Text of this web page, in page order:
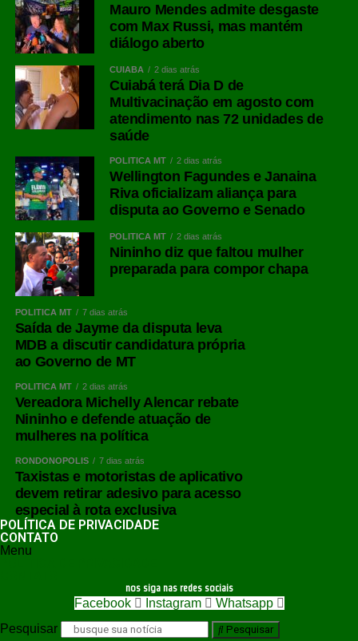
Mauro Mendes admite desgaste
com Max Russi, mas mantém
diálogo aberto
CUIABÁ 2 dias atrás
Cuiabá terá Dia D de
Multivacinação em agosto com
atendimento nas 72 unidades de
saúde
POLÍTICA MT 2 dias atrás
Wellington Fagundes e Janaina
Riva oficializam aliança para
disputa ao Governo e Senado
POLÍTICA MT 2 dias atrás
Nininho diz que faltou mulher
preparada para compor chapa
POLÍTICA MT 7 dias atrás
Saída de Jayme da disputa leva
MDB a discutir candidatura própria
ao Governo de MT
POLÍTICA MT 2 dias atrás
Vereadora Michelly Alencar rebate
Nininho e defende atuação de
mulheres na política
RONDONÓPOLIS 7 dias atrás
Taxistas e motoristas de aplicativo
devem retirar adesivo para acesso
especial à rota exclusiva
POLÍTICA DE PRIVACIDADE
CONTATO
Menu
nos siga nas redes sociais
Facebook Instagram
Whatsapp
Pesquisar
Pesquisar